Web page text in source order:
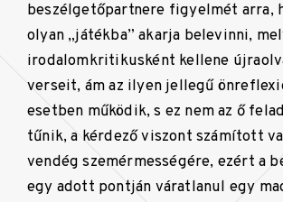
beszélgetőpartnere figyelmét arra,
olyan „játékba” akarja belevinni,
irodalomkritikusként kellene
verseit, ám az ilyen jellegű
esetben működik, s ez nem az ő
tűnik, a kérdező viszont számított
vendég szemérmességére, ezért a
egy adott pontján váratlanul egy